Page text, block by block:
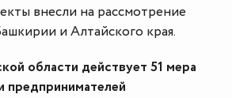
внесли на рассмотрение
и Алтайского края.
области действует 51 мера
предпринимателей